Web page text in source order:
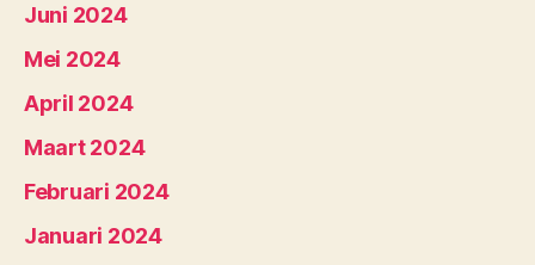
Juni 2024
Mei 2024
April 2024
Maart 2024
Februari 2024
Januari 2024